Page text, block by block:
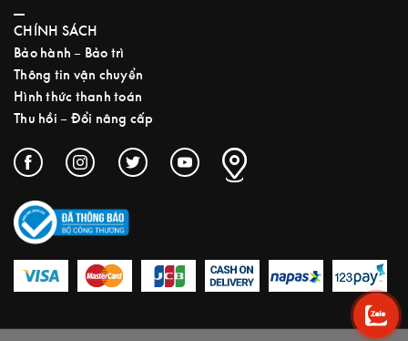
CHÍNH SÁCH
Bảo hành – Bảo trì
Thông tin vận chuyển
Hình thức thanh toán
Thu hồi – Đổi nâng cấp